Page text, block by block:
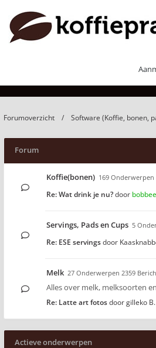
Software (Koffie,
Forumoverzicht Software (Koffie, bonen,
Forum
Koffie(bonen) 169 Onderwerpen
Re: Wat drink je nu?door bobbee
Servings, Pads en Cups 5
Re: ESE servingsdoor
Melk 27 Onderwerpen 2359
Alles over melk, melksoorten
Re: Latte art fotosdoorgilleko B.
Actieve onderwerpen